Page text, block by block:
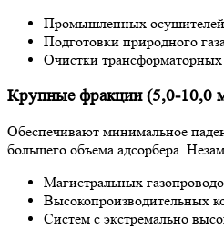
Промышленных осушителей
Подготовки природного газа
Очистки трансформаторных
Крупные фракции (5,0-10,0
Обеспечивают минимальное
большего объема адсорбера.
Магистральных
Высокопроизводительных
Систем с экстремально